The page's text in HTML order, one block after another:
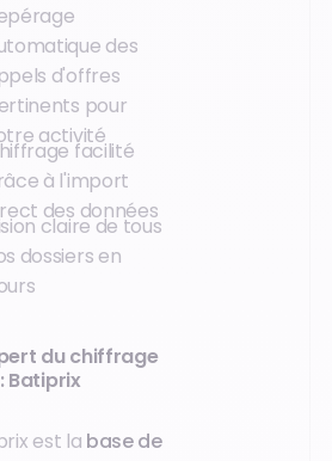
des
d'offres
pour
activité
facilité
à l'import
des données
claire de tous
dossiers en
du chiffrage
Batiprix
est la base de